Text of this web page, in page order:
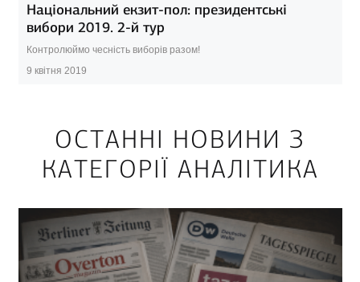
Національний екзит-пол: президентські
вибори 2019. 2-й тур
Контролюймо чесність виборів разом!
9 квітня 2019
ОСТАННІ НОВИНИ З
КАТЕГОРІЇ АНАЛІТИКА